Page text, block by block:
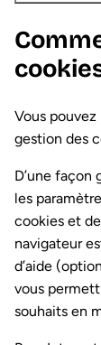
Vous
gestion des
D’une façon
les
cookies et
navigateur
d’aide
vous
souhaits en